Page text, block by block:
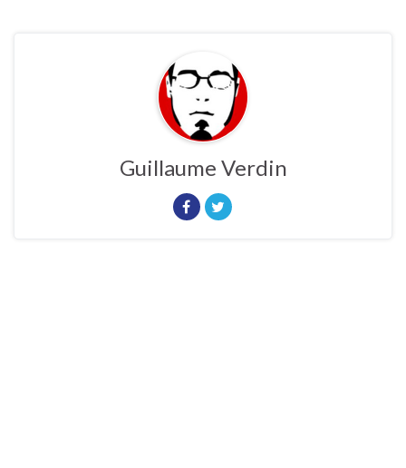
Guillaume Verdin